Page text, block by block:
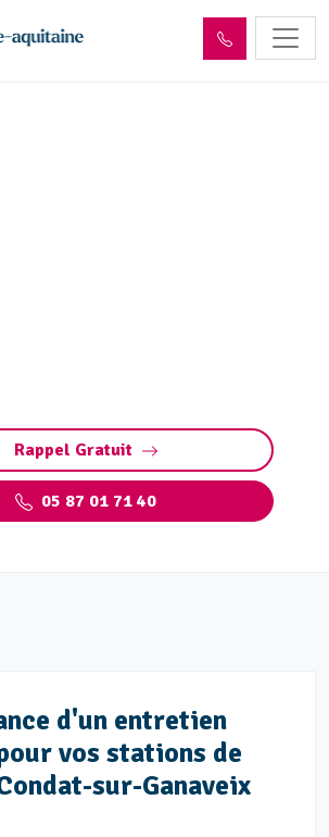
Rappel Gratuit
05 87 01 71 40
d'un entretien
vos stations de
sur-Ganaveix